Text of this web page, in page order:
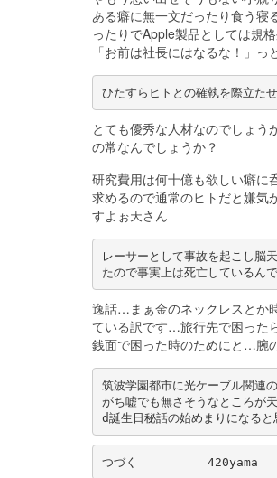
ある癖に無一文だったり食う寝
ったりでApple製品としては規
「お前は社長にはなるな！」
ひたすらヒトとの確執を際立た
とても優秀な人材なのでしょ
の常なんでしょうか？
研究費用は何十億も欲しい癖に
求めるので通常のヒトだと嫌気
すよぉ天さん
レーサーとして事故を起こし脳
たので事実上は死亡しているん
逸話…まぁ金のネックレスとか
ている訳です…旅行先で困った
銭面で困った時のためにと…腕
筑波学園都市に光ケーブル関連
がち嘘でも無さそうなところが
d誕生日秘話の始めまりになると
つづく　　　　　　420yama